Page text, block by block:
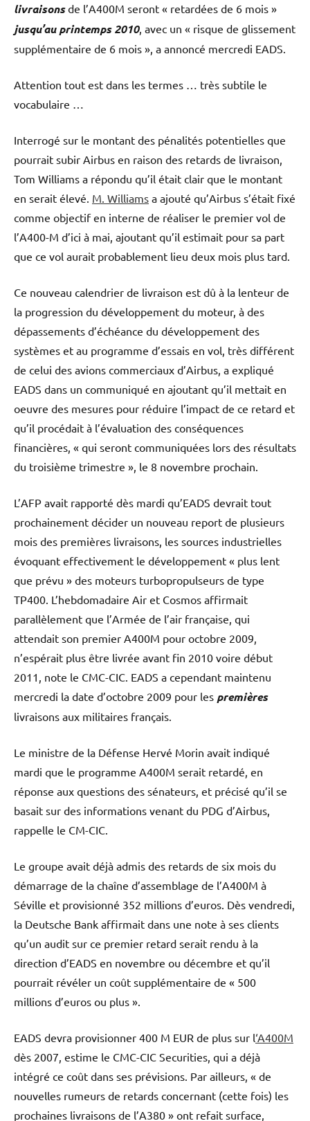
livraisonsde l’A400M seront « retardées de 6 mois »
jusqu’au printemps 2010, avec un « risque de glissement
supplémentaire de 6 mois », a annoncé mercredi EADS.
Attention tout est dans les termes … très subtile le
vocabulaire …
Interrogé sur le montant des pénalités potentielles que
pourrait subir Airbus en raison des retards de livraison,
Tom Williams a répondu qu’il était clair que le montant
en serait élevé. M. Williams a ajouté qu’Airbus s’était fixé
comme objectif en interne de réaliser le premier vol de
l’A400-M d’ici à mai, ajoutant qu’il estimait pour sa part
que ce vol aurait probablement lieu deux mois plus tard.
Ce nouveau calendrier de livraison est dû à la lenteur de
la progression du développement du moteur, à des
dépassements d’échéance du développement des
systèmes et au programme d’essais en vol, très différent
de celui des avions commerciaux d’Airbus, a expliqué
EADS dans un communiqué en ajoutant qu’il mettait en
oeuvre des mesures pour réduire l’impact de ce retard et
qu’il procédait à l’évaluation des conséquences
financières, « qui seront communiquées lors des résultats
du troisième trimestre », le 8 novembre prochain.
L’AFP avait rapporté dès mardi qu’EADS devrait tout
prochainement décider un nouveau report de plusieurs
mois des premières livraisons, les sources industrielles
évoquant effectivement le développement « plus lent
que prévu » des moteurs turbopropulseurs de type
TP400. L’hebdomadaire Air et Cosmos affirmait
parallèlement que l’Armée de l’air française, qui
attendait son premier A400M pour octobre 2009,
n’espérait plus être livrée avant fin 2010 voire début
2011, note le CMC-CIC. EADS a cependant maintenu
mercredi la date d’octobre 2009 pour les premières
livraisons aux militaires français.
Le ministre de la Défense Hervé Morin avait indiqué
mardi que le programme A400M serait retardé, en
réponse aux questions des sénateurs, et précisé qu’il se
basait sur des informations venant du PDG d’Airbus,
rappelle le CM-CIC.
Le groupe avait déjà admis des retards de six mois du
démarrage de la chaîne d’assemblage de l’A400M à
Séville et provisionné 352 millions d’euros. Dès vendredi,
la Deutsche Bank affirmait dans une note à ses clients
qu’un audit sur ce premier retard serait rendu à la
direction d’EADS en novembre ou décembre et qu’il
pourrait révéler un coût supplémentaire de « 500
millions d’euros ou plus ».
EADS devra provisionner 400 M EUR de plus sur l‘A400M
dès 2007, estime le CMC-CIC Securities, qui a déjà
intégré ce coût dans ses prévisions. Par ailleurs, « de
nouvelles rumeurs de retards concernant (cette fois) les
prochaines livraisons de l’A380 » ont refait surface,